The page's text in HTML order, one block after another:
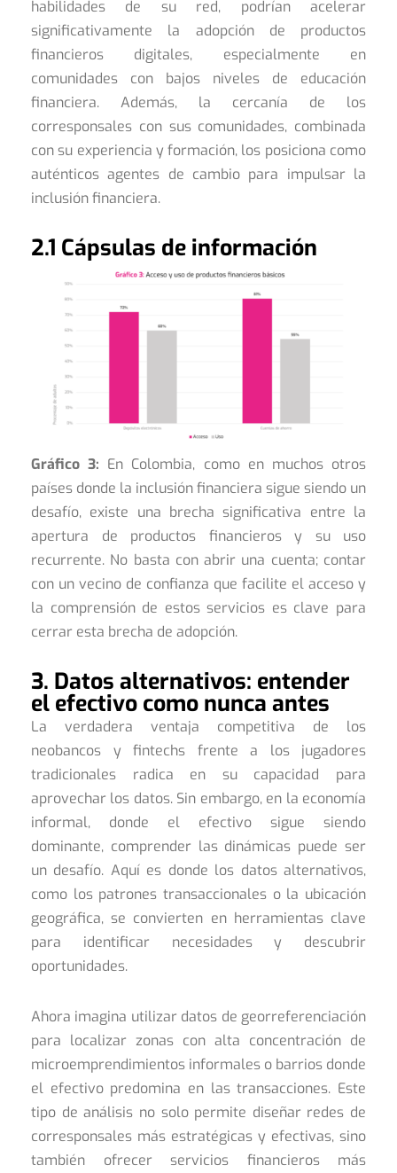
habilidades de su red, podrían acelerar
significativamente la adopción de productos
financieros digitales, especialmente en
comunidades con bajos niveles de educación
financiera. Además, la cercanía de los
corresponsales con sus comunidades, combinada
con su experiencia y formación, los posiciona como
auténticos agentes de cambio para impulsar la
inclusión financiera.
2.1 Cápsulas de información
Gráfico 3: En Colombia, como en muchos otros
países donde la inclusión financiera sigue siendo un
desafío, existe una brecha significativa entre la
apertura de productos financieros y su uso
recurrente. No basta con abrir una cuenta; contar
con un vecino de confianza que facilite el acceso y
la comprensión de estos servicios es clave para
cerrar esta brecha de adopción.
3. Datos alternativos: entender
el efectivo como nunca antes
La verdadera ventaja competitiva de los
neobancos y fintechs frente a los jugadores
tradicionales radica en su capacidad para
aprovechar los datos. Sin embargo, en la economía
informal, donde el efectivo sigue siendo
dominante, comprender las dinámicas puede ser
un desafío. Aquí es donde los datos alternativos,
como los patrones transaccionales o la ubicación
geográfica, se convierten en herramientas clave
para identificar necesidades y descubrir
oportunidades.
Ahora imagina utilizar datos de georreferenciación
para localizar zonas con alta concentración de
microemprendimientos informales o barrios donde
el efectivo predomina en las transacciones. Este
tipo de análisis no solo permite diseñar redes de
corresponsales más estratégicas y efectivas, sino
también ofrecer servicios financieros más